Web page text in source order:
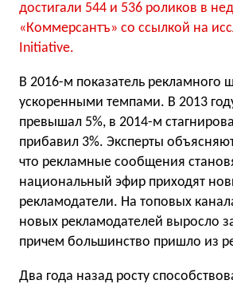
достигали 544 и 536 роликов в
«Коммерсантъ» со ссылкой на
Initiative.
В 2016-м показатель рекламного
ускоренными темпами. В 2013
превышал 5%, в 2014-м
прибавил 3%. Эксперты
что рекламные сообщения
национальный эфир приходят
рекламодатели. На топовых
новых рекламодателей выросло
причем большинство пришло из
Два года назад росту